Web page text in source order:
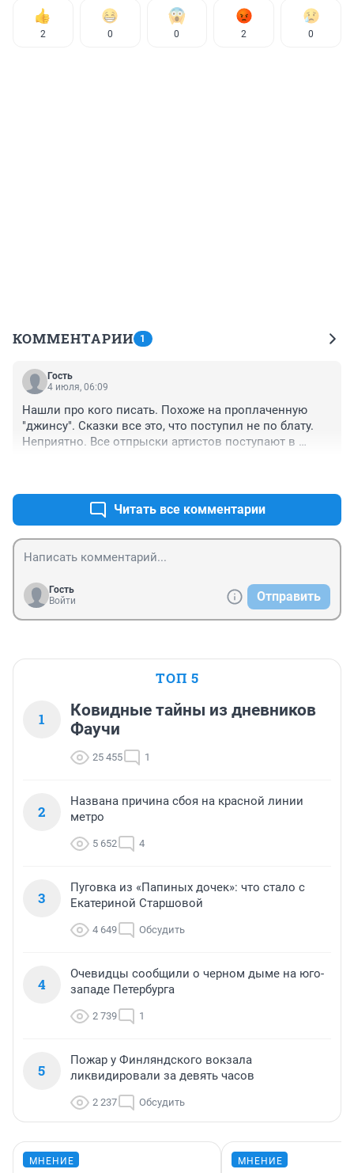
2 0 0 2 0
КОММЕНТАРИИ 1
Гость
4 июля, 06:09
Нашли про кого писать. Похоже на проплаченную
"джинсу". Сказки все это, что поступил не по блату.
Неприятно. Все отпрыски артистов поступают в
Читать все комментарии
Гость
Войти
Отправить
ТОП 5
1
Ковидные тайны из дневников
Фаучи
25 455 1
2
Названа причина сбоя на красной линии
метро
5 652 4
3
Пуговка из «Папиных дочек»: что стало с
Екатериной Старшовой
4 649 Обсудить
4
Очевидцы сообщили о черном дыме на юго-
западе Петербурга
2 739 1
5
Пожар у Финляндского вокзала
ликвидировали за девять часов
2 237 Обсудить
МНЕНИЕ МНЕНИЕ